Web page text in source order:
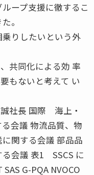
ープ支援に徹するこ
。
りしたいという外
共同化による効 率
もないと考えて い
社長 国際 海上・
会議 物流品質、物
関する会議 部品品
会議 表1 SSCS に
G-PQA NVOCO